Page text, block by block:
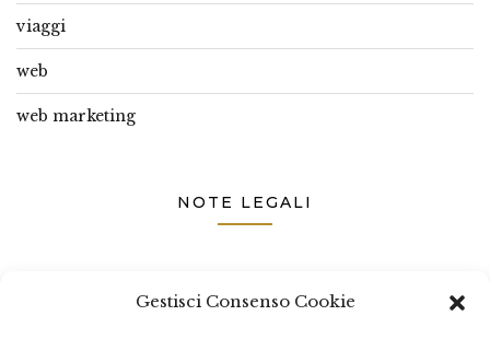
Gestisci Consenso Cookie
viaggi
web
web marketing
NOTE LEGALI
carattere periodico essendo aggiornato secondo la